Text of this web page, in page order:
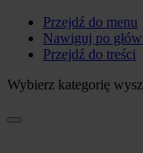
Przejdź do menu
Nawiguj po
Przejdź do treści
Wybierz kategorię